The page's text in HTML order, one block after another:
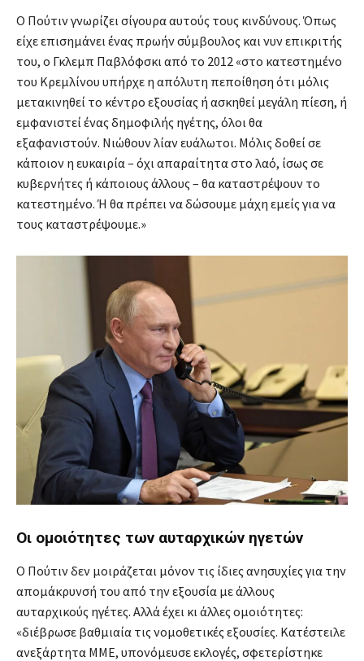
Ο Πούτιν γνωρίζει σίγουρα αυτούς τους κινδύνους. Όπως
είχε επισημάνει ένας πρωήν σύμβουλος και νυν επικριτής
του, ο Γκλεμπ Παβλόφσκι από το 2012 «στο κατεστημένο
του Κρεμλίνου υπήρχε η απόλυτη πεποίθηση ότι μόλις
μετακινηθεί το κέντρο εξουσίας ή ασκηθεί μεγάλη πίεση, ή
εμφανιστεί ένας δημοφιλής ηγέτης, όλοι θα
εξαφανιστούν. Νιώθουν λίαν ευάλωτοι. Μόλις δοθεί σε
κάποιον η ευκαιρία – όχι απαραίτητα στο λαό, ίσως σε
κυβερνήτες ή κάποιους άλλους – θα καταστρέψουν το
κατεστημένο. Ή θα πρέπει να δώσουμε μάχη εμείς για να
τους καταστρέψουμε.»
Οι ομοιότητες των αυταρχικών ηγετών
Ο Πούτιν δεν μοιράζεται μόνον τις ίδιες ανησυχίες για την
απομάκρυνσή του από την εξουσία με άλλους
αυταρχικούς ηγέτες. Αλλά έχει κι άλλες ομοιότητες:
«διέβρωσε βαθμιαία τις νομοθετικές εξουσίες. Κατέστειλε
ανεξάρτητα ΜΜΕ, υπονόμευσε εκλογές, σφετερίστηκε